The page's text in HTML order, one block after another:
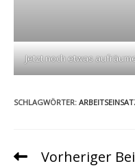
Jetzt noch etwas
SCHLAGWÖRTER:
WeitereVorheriger